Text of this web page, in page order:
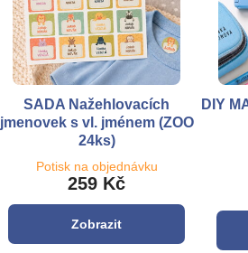
SADA Nažehlovacích
jmenovek s vl. jménem (ZOO
24ks)
Potisk na objednávku
259 Kč
Zobrazit
DIY